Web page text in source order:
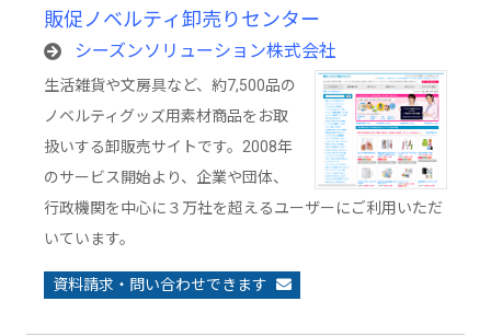
販促ノベルティ卸売りセンター
シーズンソリューション株式会社
生活雑貨や文房具など、約7,500品の
ノベルティグッズ用素材商品をお取
扱いする卸販売サイトです。2008年
のサービス開始より、企業や団体、
行政機関を中心に３万社を超えるユーザーにご利用いただ
いています。
資料請求・問い合わせできます